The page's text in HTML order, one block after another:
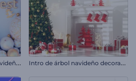
O
pener de bendiciones navideñas I
ntro de árbol navideño decorado